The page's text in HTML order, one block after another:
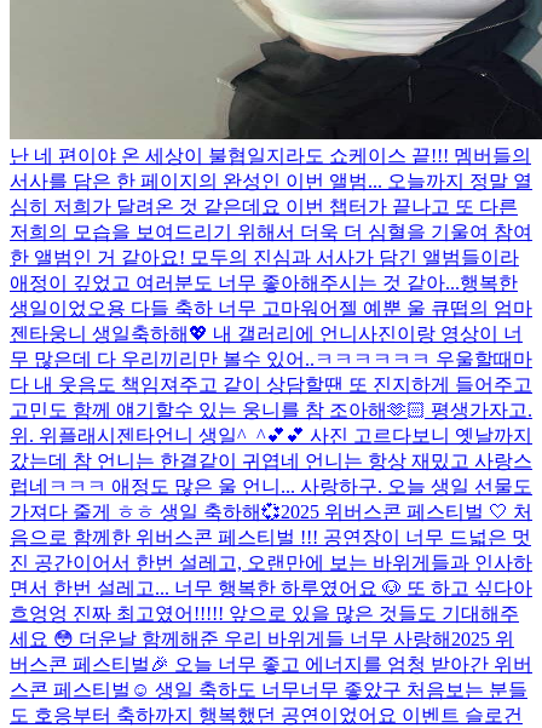
난 네 편이야 온 세상이 불협일지라도 쇼케이스 끝!!! 멤버들의
서사를 담은 한 페이지의 완성인 이번 앨범... 오늘까지 정말 열
심히 저희가 달려온 것 같은데요 이번 챕터가 끝나고 또 다른
저희의 모습을 보여드리기 위해서 더욱 더 심혈을 기울여 참여
한 앨범인 거 같아요! 모두의 진심과 서사가 담긴 앨범들이라
애정이 깊었고 여러분도 너무 좋아해주시는 것 같아...행복한
생일이었오용 다들 축하 너무 고마워어 젤 예뿐 울 큐떱의 엄마
젠타웅니 생일축하해💖 내 갤러리에 언니사진이랑 영상이 너
무 많은데 다 우리끼리만 볼수 있어..ㅋㅋㅋㅋㅋㅋ 우울할때마
다 내 웃음도 책임져주고 같이 상담할땐 또 진지하게 들어주고
고민도 함께 얘기할수 있는 웅니를 참 조아해🫶🏻 평생가자고.
위. 위플래시 젠타언니 생일^_^💕💕 사진 고르다보니 옛날까지
갔는데 참 언니는 한결같이 귀엽네 언니는 항상 재밌고 사랑스
럽네ㅋㅋㅋ 애정도 많은 울 언니... 사랑하구. 오늘 생일 선물도
가져다 줄게 ㅎㅎ 생일 축하해💞2025 위버스콘 페스티벌 🤍 처
음으로 함께한 위버스콘 페스티벌 !!! 공연장이 너무 드넓은 멋
진 공간이어서 한번 설레고, 오랜만에 보는 바위게들과 인사하
면서 한번 설레고... 너무 행복한 하루였어요 🐶 또 하고 싶다아
흐엉엉 진짜 최고였어!!!!! 앞으로 있을 많은 것들도 기대해주
세요 😳 더운날 함께해준 우리 바위게들 너무 사랑해 2025 위
버스콘 페스티벌🎉 오늘 너무 좋고 에너지를 엄청 받아간 위버
스콘 페스티벌☺️ 생일 축하도 너무너무 좋았구 처음보는 분들
도 호응부터 축하까지 행복했던 공연이었어요 이벤트 슬로건